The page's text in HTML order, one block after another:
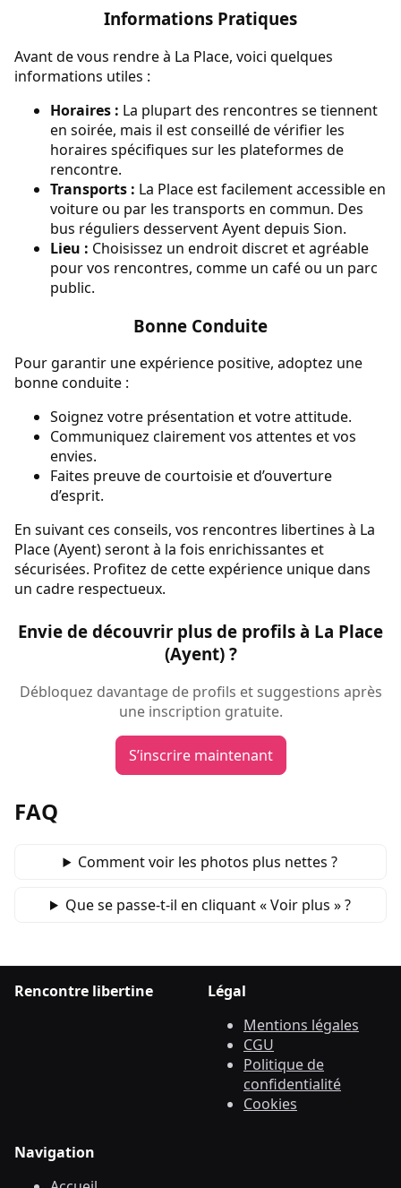
Informations Pratiques
Avant de vous rendre à La Place, voici quelques
informations utiles :
Horaires : La plupart des rencontres se tiennent
en soirée, mais il est conseillé de vérifier les
horaires spécifiques sur les plateformes de
rencontre.
Transports : La Place est facilement accessible en
voiture ou par les transports en commun. Des
bus réguliers desservent Ayent depuis Sion.
Lieu : Choisissez un endroit discret et agréable
pour vos rencontres, comme un café ou un parc
public.
Bonne Conduite
Pour garantir une expérience positive, adoptez une
bonne conduite :
Soignez votre présentation et votre attitude.
Communiquez clairement vos attentes et vos
envies.
Faites preuve de courtoisie et d’ouverture
d’esprit.
En suivant ces conseils, vos rencontres libertines à La
Place (Ayent) seront à la fois enrichissantes et
sécurisées. Profitez de cette expérience unique dans
un cadre respectueux.
Envie de découvrir plus de profils à La Place
(Ayent) ?
Débloquez davantage de profils et suggestions après
une inscription gratuite.
S’inscrire maintenant
FAQ
Comment voir les photos plus nettes ?
Que se passe‑t‑il en cliquant « Voir plus » ?
Rencontre libertine
Légal
Mentions légales
CGU
Politique de
confidentialité
Cookies
Navigation